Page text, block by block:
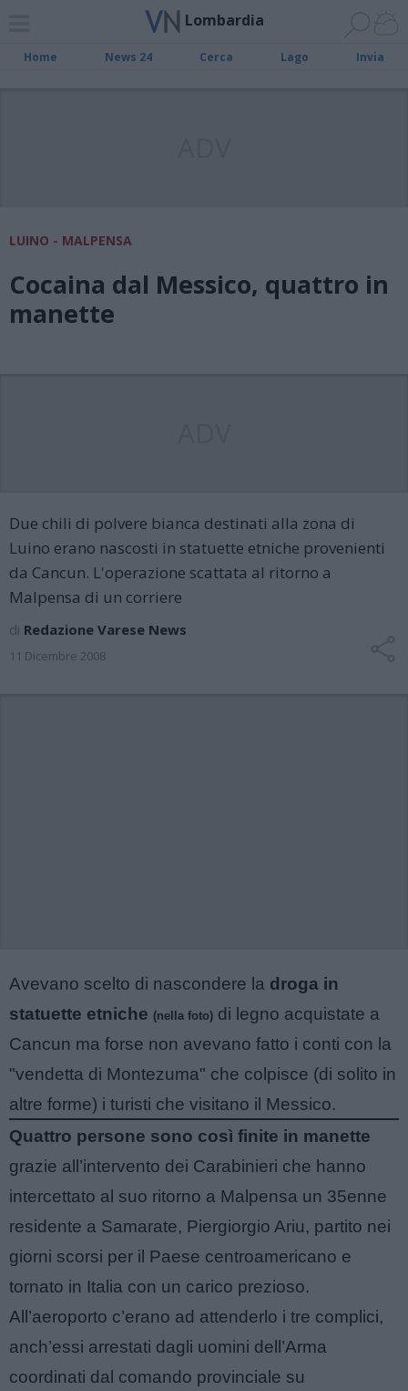
Lombardia
Home News 24 Cerca Lago Invia
LUINO - MALPENSA
Cocaina dal Messico, quattro in
manette
Due chili di polvere bianca destinati alla zona di
Luino erano nascosti in statuette etniche provenienti
da Cancun. L'operazione scattata al ritorno a
Malpensa di un corriere
di Redazione Varese News
11 Dicembre 2008
Avevano scelto di nascondere la droga in
statuette etniche (nella foto) di legno acquistate a
Cancun ma forse non avevano fatto i conti con la
"vendetta di Montezuma" che colpisce (di solito in
altre forme) i turisti che visitano il Messico.
Quattro persone sono così finite in manette
grazie all’intervento dei Carabinieri che hanno
intercettato al suo ritorno a Malpensa un 35enne
residente a Samarate, Piergiorgio Ariu, partito nei
giorni scorsi per il Paese centroamericano e
tornato in Italia con un carico prezioso.
All’aeroporto c’erano ad attenderlo i tre complici,
anch’essi arrestati dagli uomini dell’Arma
coordinati dal comando provinciale su